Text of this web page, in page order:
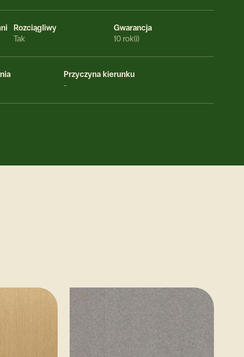
Rozciągliwy
Tak
Gwarancja
10 rok(i)
Przyczyna kierunku
-